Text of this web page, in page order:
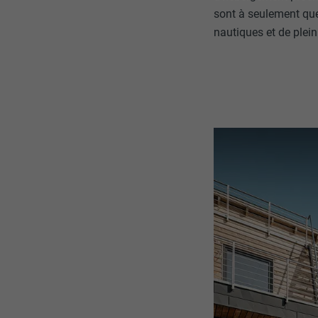
sont à seulement
nautiques et de
NOM
EXPIRATION
UTILITÉ
NOM
EXPIRATION
UTILITÉ